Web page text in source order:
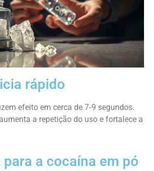
rápido
efeito em cerca de 7‑9 segundos.
a repetição do uso e fortalece a
a cocaína em pó